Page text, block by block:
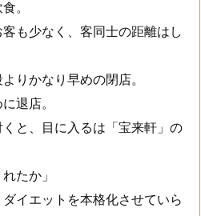
。
も少なく、客同士の距離はし
りかなり早めの閉店。
退店。
と、目に入るは「宝来軒」の
たか」
イエットを本格化させていら